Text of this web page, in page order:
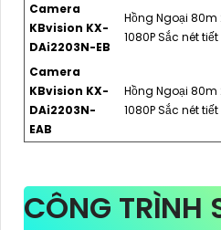
Camera
KBvision KX-
DAi2203N-EB
Hồng Ngoại 80m
1080P Sắc nét
Camera
KBvision KX-
DAi2203N-
EAB
Hồng Ngoại 80m
1080P Sắc nét
CÔNG TRÌNH